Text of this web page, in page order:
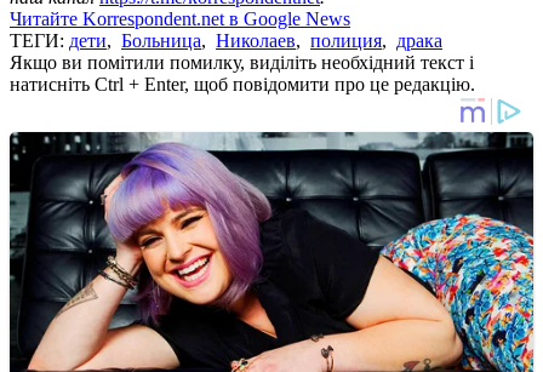
Читайте Korrespondent.net в Google News
ТЕГИ: дети, Больница, Николаев, полиция, драка
Якщо ви помітили помилку, виділіть необхідний текст і
натисніть Ctrl + Enter, щоб повідомити про це редакцію.